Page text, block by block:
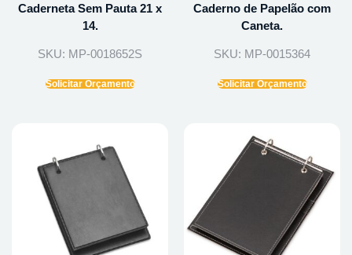
Caderneta Sem Pauta 21 x
14.
SKU: MP-0018652S
Solicitar Orçamento
Caderno de Papelão com
Caneta.
SKU: MP-0015364
Solicitar Orçamento